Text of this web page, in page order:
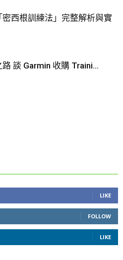
西根訓練法」完整解析與實
談 Garmin 收購 Traini...
LIKE
FOLLOW
LIKE